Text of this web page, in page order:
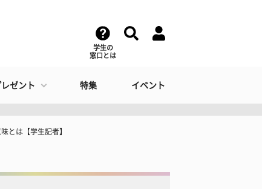
学生の
窓口とは
ゼント 特集 イベント
とは【学生記者】